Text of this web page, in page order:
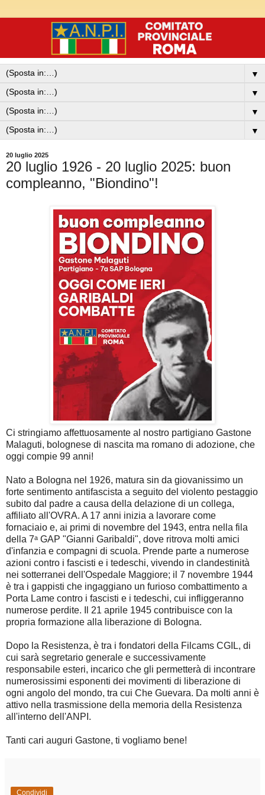
▼
▼
▼
▼
20 luglio 2025
20 luglio 1926 - 20 luglio 2025: buon
compleanno, "Biondino"!
Ci stringiamo affettuosamente al nostro partigiano Gastone
Malaguti, bolognese di nascita ma romano di adozione, che
oggi compie 99 anni!
Nato a Bologna nel 1926, matura sin da giovanissimo un
forte sentimento antifascista a seguito del violento pestaggio
subito dal padre a causa della delazione di un collega,
affiliato all'OVRA. A 17 anni inizia a lavorare come
fornaciaio e, ai primi di novembre del 1943, entra nella fila
della 7ᵃ GAP "Gianni Garibaldi", dove ritrova molti amici
d'infanzia e compagni di scuola. Prende parte a numerose
azioni contro i fascisti e i tedeschi, vivendo in clandestinità
nei sotterranei dell'Ospedale Maggiore; il 7 novembre 1944
è tra i gappisti che ingaggiano un furioso combattimento a
Porta Lame contro i fascisti e i tedeschi, cui infliggeranno
numerose perdite. Il 21 aprile 1945 contribuisce con la
propria formazione alla liberazione di Bologna.
Dopo la Resistenza, è tra i fondatori della Filcams CGIL, di
cui sarà segretario generale e successivamente
responsabile esteri, incarico che gli permetterà di incontrare
numerosissimi esponenti dei movimenti di liberazione di
ogni angolo del mondo, tra cui Che Guevara. Da molti anni è
attivo nella trasmissione della memoria della Resistenza
all'interno dell'ANPI.
Tanti cari auguri Gastone, ti vogliamo bene!
Condividi